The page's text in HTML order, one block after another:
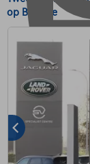
op Benzine